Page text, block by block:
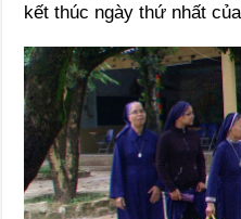
kết thúc ngày thứ nhất